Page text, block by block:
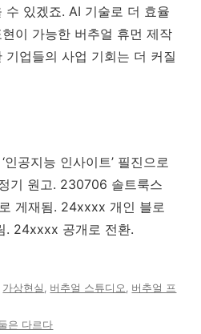
수 있겠죠. AI 기술로 더 효율
이 가능한 버추얼 휴먼 제작
기업들의 사업 기회는 더 커질
공지능 인사이트’ 필진으로
기 원고. 230706 솔트룩스
게재됨. 24xxxx 개인 블로
. 24xxxx 공개로 전환.
가상현실 , 버추얼 스튜디오, 버추얼 프
은 다르다